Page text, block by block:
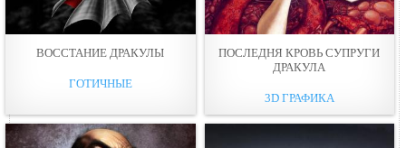
ВОССТАНИЕ ДРАКУЛЫ
ГОТИЧНЫЕ
ПОСЛЕДНЯ КРОВЬ СУПРУГИ
ДРАКУЛА
3D ГРАФИКА